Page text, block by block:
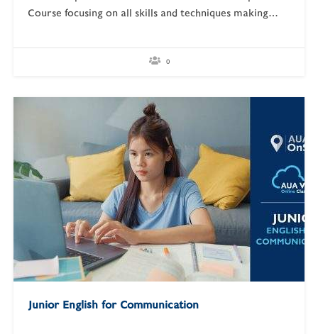
Course focusing on all skills and techniques making
All skills and techniques, and a lot more speaking
writing reading listening grammar and vocabulary
Curriculum structure : 4 levels…
0
Junior English for Communication